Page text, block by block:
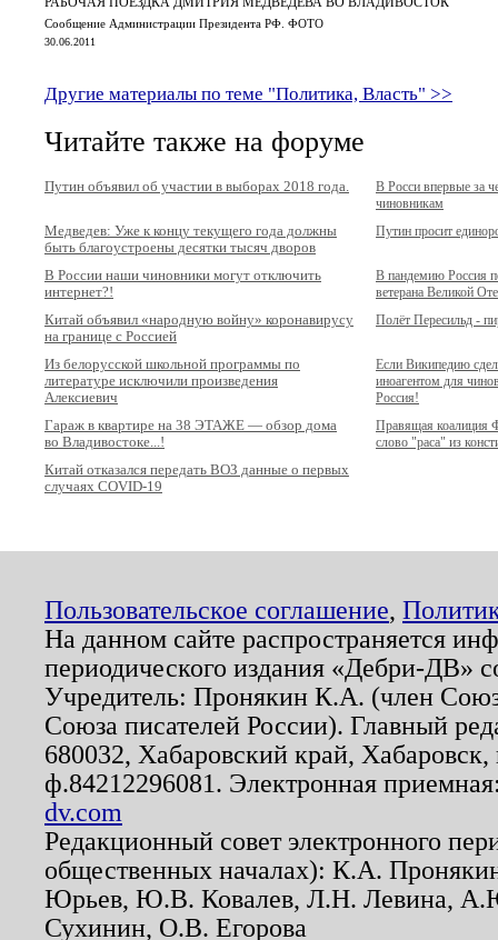
Сообщение Администрации Президента РФ. ФОТО
30.06.2011
Другие материалы по теме "Политика, Власть" >>
Читайте также на форуме
Путин объявил об участии в выборах 2018 года.
В Росси впервые за
чиновникам
Медведев: Уже к концу текущего года должны
быть благоустроены десятки тысяч дворов
Путин просит
В России наши чиновники могут отключить
интернет?!
В пандемию Россия
ветерана Великой
Китай объявил «народную войну» коронавирусу
на границе с Россией
Полёт Пересильд -
Из белорусской школьной программы по
литературе исключили произведения
Алексиевич
Если Википедию
иноагентом для
Россия!
Гараж в квартире на 38 ЭТАЖЕ — обзор дома
во Владивостоке...!
Правящая коалиция
слово "раса" из
Китай отказался передать ВОЗ данные о первых
случаях COVID-19
Пользовательское соглашение,
На данном сайте распространяется
периодического издания «Дебри-ДВ»
Учредитель: Пронякин К.А. (член
Союза писателей России). Главный
680032, Хабаровский край,
ф.84212296081. Электронная
dv.com
Редакционный совет электронного
общественных началах): К.А.
Юрьев, Ю.В. Ковалев, Л.Н. Левина,
Сухинин, О.В. Егорова